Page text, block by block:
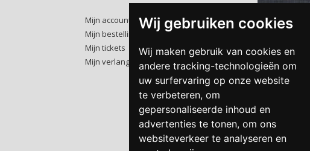
Wij gebruiken cookies
Wij maken gebruik van cookies en
andere tracking-technologieën om
uw surfervaring op onze website
te verbeteren, om
gepersonaliseerde inhoud en
advertenties te tonen, om ons
websiteverkeer te analyseren en
Mijn account
Mijn bestellingen
Mijn tickets
Mijn verlanglijst